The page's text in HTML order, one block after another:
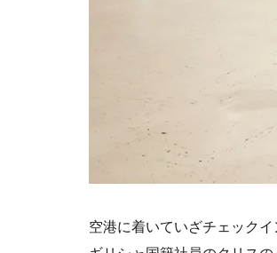
空港に着いていざチェック